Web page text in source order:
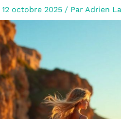
12 octobre 2025 / Par Adrien